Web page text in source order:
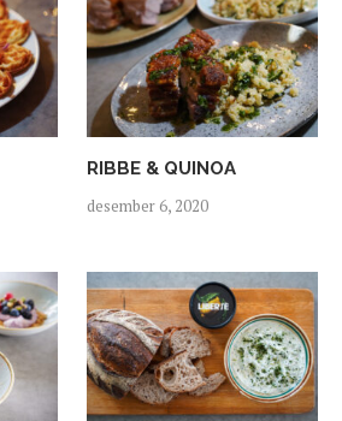
RIBBE & QUINOA
desember 6, 2020